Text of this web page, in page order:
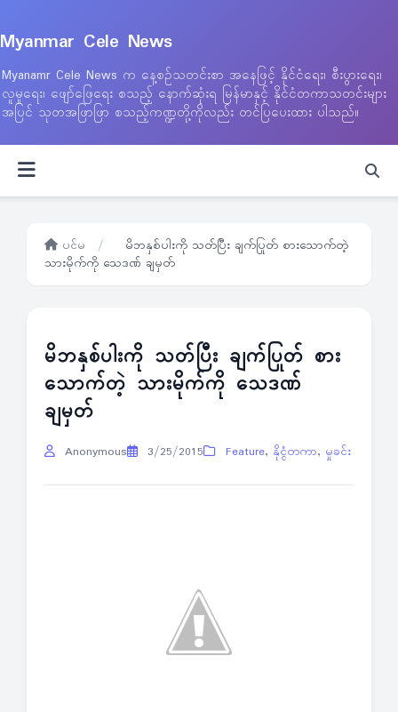
Myanmar Cele News
Myanamr Cele News က နေ့စဉ်သတင်းစာ အနေဖြင့် နိုင်ငံရေး၊ စီးပွားရေး၊
လူမှုရေး၊ ဖျော်ဖြေရေး စသည့် နောက်ဆုံးရ မြန်မာနှင့် နိုင်ငံတကာသတင်းများ
အပြင် သုတအဖြာဖြာ စသည့်ကဏ္ဍတို့ကိုလည်း တင်ပြပေးထား ပါသည်။
ပင်မ /
မိဘနှစ်ပါးကို သတ်ပြီး ချက်ပြုတ် စားသောက်တဲ့
သားမိုက်ကို သေဒဏ် ချမှတ်
မိဘနှစ်ပါးကို သတ်ပြီး ချက်ပြုတ် စား
သောက်တဲ့ သားမိုက်ကို သေဒဏ်
ချမှတ်
Anonymous 3/25/2015 Feature, နိုင္ငံတကာ, မှုခင်း